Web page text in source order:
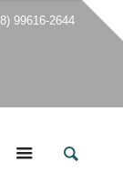
99616-2644